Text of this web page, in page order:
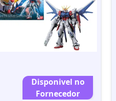
Disponivel no
Fornecedor